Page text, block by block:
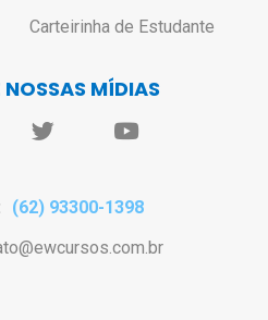
Carteirinha de Estudante
MÍDIAS
(62) 93300-1398